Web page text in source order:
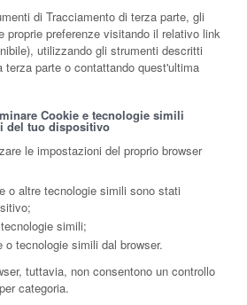
di Tracciamento di terza parte, gli
proprie preferenze visitando il relativo link
utilizzando gli strumenti descritti
terza parte o contattando quest'ultima
Cookie e tecnologie simili
del tuo dispositivo
le impostazioni del proprio browser
o altre tecnologie simili sono stati
simili;
o tecnologie simili dal browser.
tuttavia, non consentono un controllo
categoria.